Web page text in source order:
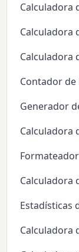
Calculadora
Calculadora
Calculadora
Contador de
Generador
Calculadora
Calculadora
Estadísticas
Calculadora